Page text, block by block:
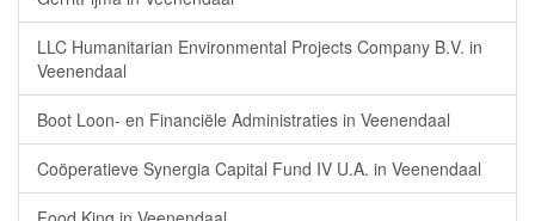
LLC Humanitarian Environmental Projects Company B.V. in
Veenendaal
Boot Loon- en Financiële Administraties in Veenendaal
Coöperatieve Synergia Capital Fund IV U.A. in Veenendaal